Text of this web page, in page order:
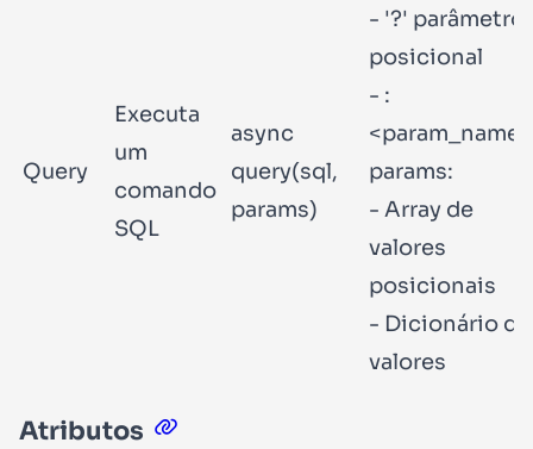
Query
Executa
um
comando
SQL
async
query(sql,
params)
- '?' parâmetro
posicional
- :
<param_name>
params:
- Array de
valores
posicionais
- Dicionário de
valores
Atributos